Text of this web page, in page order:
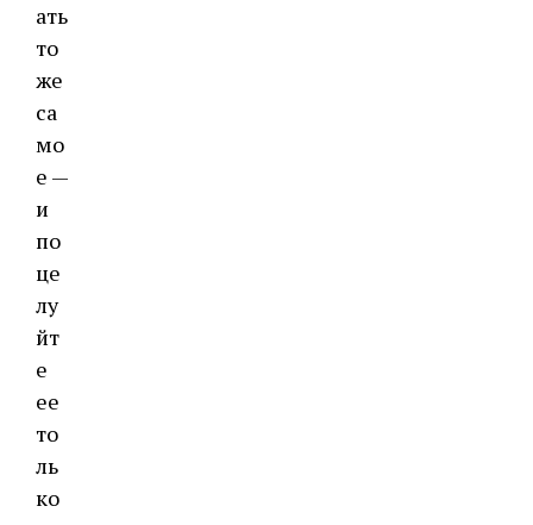
ать
то
же
са
мо
е —
и
по
це
лу
йт
е
ее
то
ль
ко